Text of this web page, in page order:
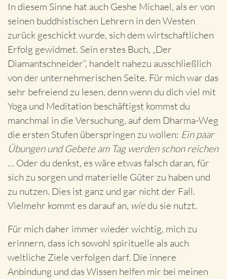
In diesem Sinne hat auch Geshe Michael, als er von
seinen buddhistischen Lehrern in den Westen
zurück geschickt wurde, sich dem wirtschaftlichen
Erfolg gewidmet. Sein erstes Buch, „Der
Diamantschneider“, handelt nahezu ausschließlich
von der unternehmerischen Seite. Für mich war das
sehr befreiend zu lesen, denn wenn du dich viel mit
Yoga und Meditation beschäftigst kommst du
manchmal in die Versuchung, auf dem Dharma-Weg
die ersten Stufen überspringen zu wollen: Ein paar
Übungen und Gebete am Tag werden schon reichen
… Oder du denkst, es wäre etwas falsch daran, für
sich zu sorgen und materielle Güter zu haben und
zu nutzen. Dies ist ganz und gar nicht der Fall.
Vielmehr kommt es darauf an, wiedu sie nutzt.
Für mich daher immer wieder wichtig, mich zu
erinnern, dass ich sowohl spirituelle als auch
weltliche Ziele verfolgen darf. Die innere
Anbindung und das Wissen helfen mir bei meinen